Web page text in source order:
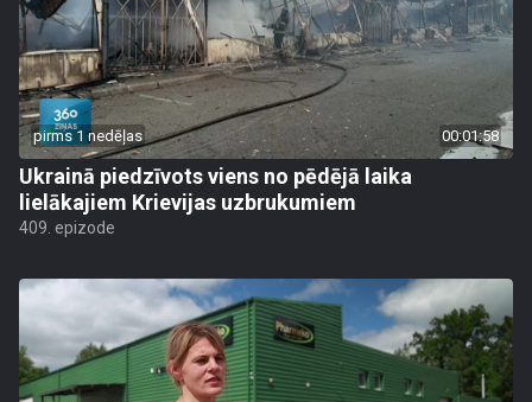
pirms 1 nedēļas 00:01:58
Ukrainā piedzīvots viens no pēdējā laika
lielākajiem Krievijas uzbrukumiem
409. epizode